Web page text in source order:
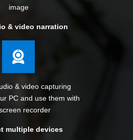
image
& video narration
& video capturing
PC and use them with
recorder
multiple devices